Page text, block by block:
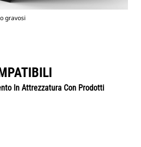
gravosi
In Attrezzatura Con Prodotti